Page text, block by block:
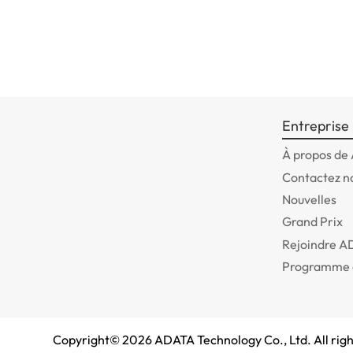
Entreprise
À propos de
Contactez
Nouvelles
Grand Prix
Rejoindre
Programme
Copyright©2026 ADATA Technology Co., Ltd. All